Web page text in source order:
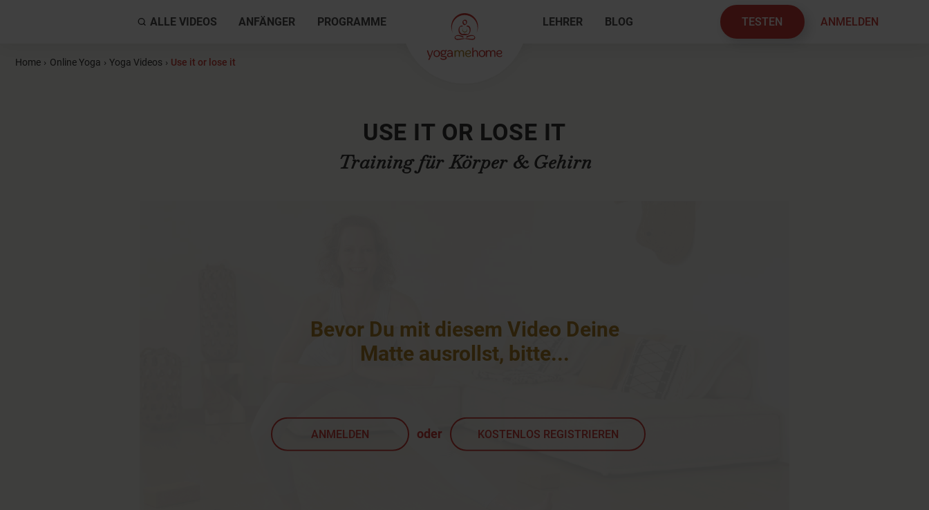
ALLE VIDEOS ANFÄNGER PROGRAMME LEHRER BLOG TESTEN ANMELDEN
Home › Online Yoga › Yoga Videos › Use it or lose it
USE IT OR LOSE IT
Training für Körper & Gehirn
Bevor Du mit diesem Video Deine
Matte ausrollst, bitte...
ANMELDEN oder KOSTENLOS REGISTRIEREN